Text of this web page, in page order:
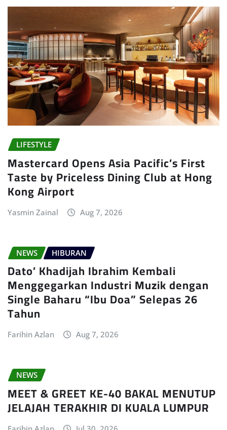
LIFESTYLE
Mastercard Opens Asia Pacific’s First
Taste by Priceless Dining Club at Hong
Kong Airport
Yasmin Zainal Aug 7, 2026
NEWS HIBURAN
Dato’ Khadijah Ibrahim Kembali
Menggegarkan Industri Muzik dengan
Single Baharu “Ibu Doa” Selepas 26
Tahun
Farihin Azlan Aug 7, 2026
NEWS
MEET & GREET KE-40 BAKAL MENUTUP
JELAJAH TERAKHIR DI KUALA LUMPUR